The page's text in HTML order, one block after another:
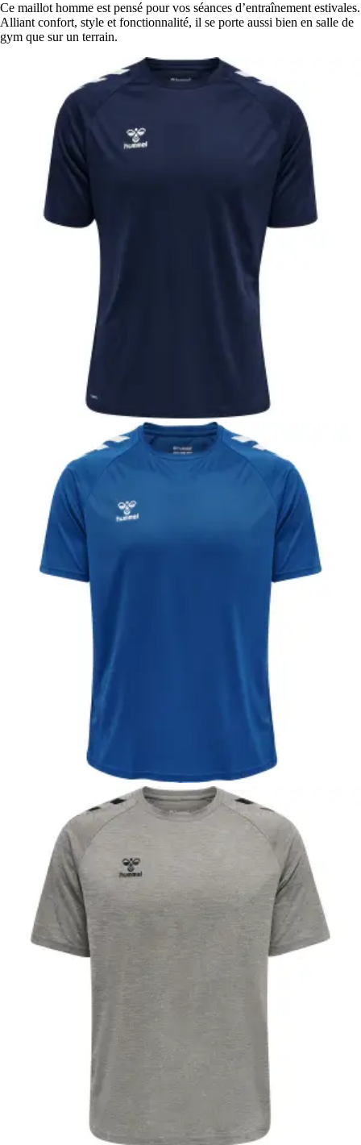
Ce maillot homme est pensé pour vos séances d’entraînement estivales.
Alliant confort, style et fonctionnalité, il se porte aussi bien en salle de
gym que sur un terrain.